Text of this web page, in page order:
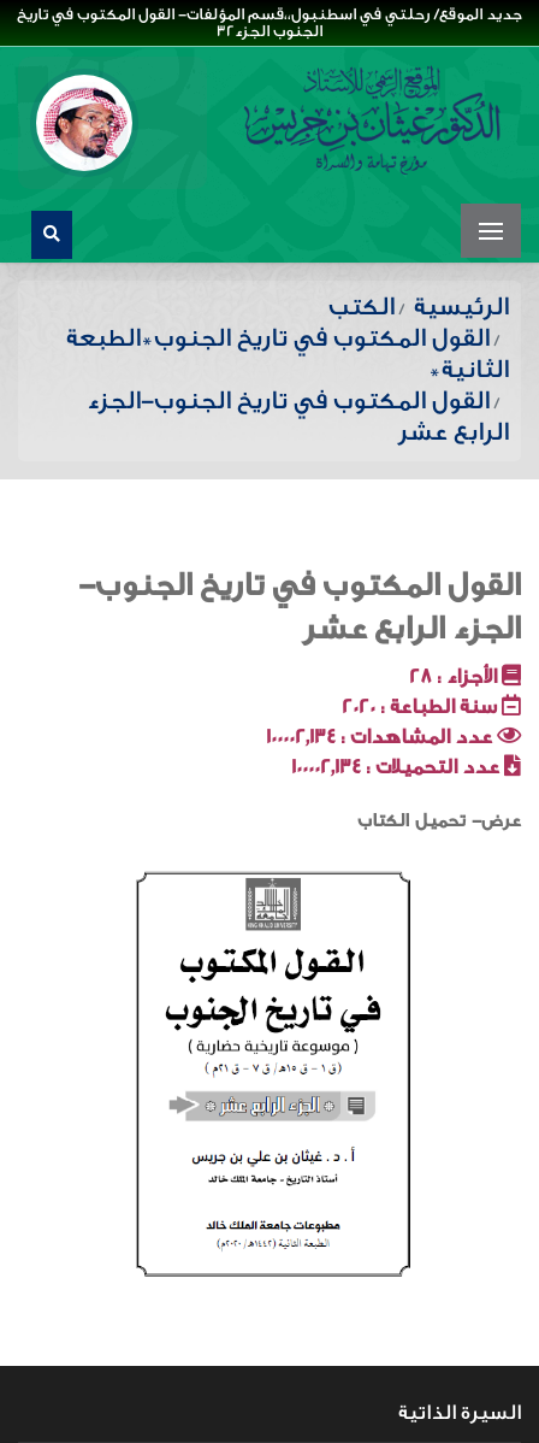
جديد الموقع/ رحلتي في اسطنبول،،قسم المؤلفات- القول المكتوب في تاريخ
الجنوب الجزء32
الرئيسية
الكتب
القول المكتوب في تاريخ الجنوب*الطبعة
الثانية*
القول المكتوب في تاريخ الجنوب-الجزء
الرابع عشر
القول المكتوب في تاريخ الجنوب-
الجزء الرابع عشر
الأجزاء : 28
سنة الطباعة : 2020
عدد المشاهدات : 100002٬134
عدد التحميلات : 100002٬134
عرض- تحميل الكتاب
السيرة الذاتية